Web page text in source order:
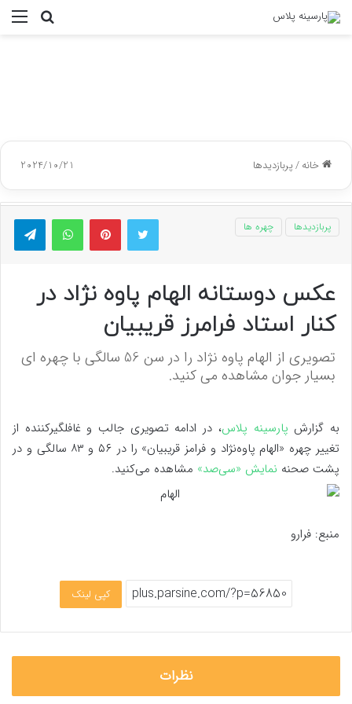
جستجو
خانه/پربازدیدها 2024/10/21
توییتر پینتریستواتس آپ
پربازدیدها چهره ها
عکس دوستانه الهام پاوه نژاد در
کنار استاد فرامرز قریبیان
تصویری از الهام پاوه نژاد را در سن 56 سالگی با چهره ای
بسیار جوان مشاهده می کنید.
به گزارش پارسینه پلاس، در ادامه تصویری جالب و غافلگیرکننده از
تغییر چهره «الهام پاوه‌نژاد و فرامز قریبیان» را در ۵۶ و ۸۳ سالگی و در
پشت صحنه نمایش «سی‌صد» مشاهده می‌کنید.
منبع: فرارو
کپی لینک
نظرات